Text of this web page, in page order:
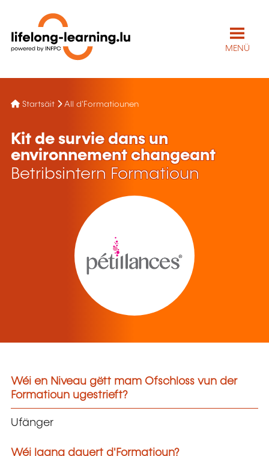
MENÜ
Startsäit All d'Formatiounen
Kit de survie dans un
environnement changeant
Betribsintern Formatioun
Wéi en Niveau gëtt mam Ofschloss vun der
Formatioun ugestrieft?
Ufänger
Wéi laang dauert d'Formatioun?